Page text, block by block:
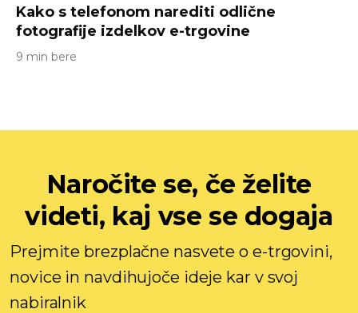
Kako s telefonom narediti odlične
fotografije izdelkov e-trgovine
9 min bere
Naročite se, če želite
videti, kaj vse se dogaja
Prejmite brezplačne nasvete o e-trgovini,
novice in navdihujoče ideje kar v svoj
nabiralnik